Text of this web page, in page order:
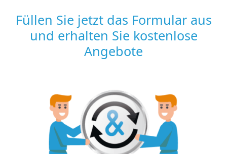
Füllen Sie jetzt das Formular aus
und erhalten Sie kostenlose
Angebote